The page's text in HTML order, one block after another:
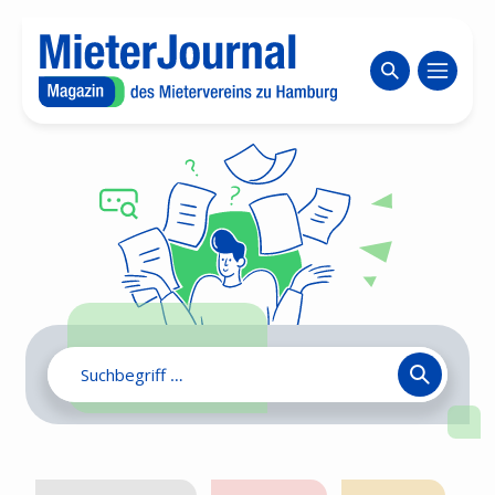
Website
Search
for: